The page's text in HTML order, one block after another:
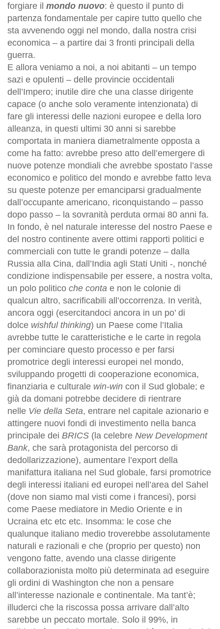
forgiare il mondo nuovo: è questo il punto di
partenza fondamentale per capire tutto quello che
sta avvenendo oggi nel mondo, dalla nostra crisi
economica – a partire dai 3 fronti principali della
guerra.
E allora veniamo a noi, a noi abitanti – un tempo
sazi e opulenti – delle provincie occidentali
dell’Impero; inutile dire che una classe dirigente
capace (o anche solo veramente intenzionata) di
fare gli interessi delle nazioni europee e della loro
alleanza, in questi ultimi 30 anni si sarebbe
comportata in maniera diametralmente opposta a
come ha fatto: avrebbe preso atto dell’emergere di
nuove potenze mondiali che avrebbe spostato l’asse
economico e politico del mondo e avrebbe fatto leva
su queste potenze per emanciparsi gradualmente
dall’occupante americano, riconquistando – passo
dopo passo – la sovranità perduta ormai 80 anni fa.
In fondo, è nel naturale interesse del nostro Paese e
del nostro continente avere ottimi rapporti politici e
commerciali con tutte le grandi potenze – dalla
Russia alla Cina, dall’India agli Stati Uniti -, nonché
condizione indispensabile per essere, a nostra volta,
un polo politico che conta e non le colonie di
qualcun altro, sacrificabili all’occorrenza. In verità,
ancora oggi (esercitandoci ancora in un po’ di
dolce wishful thinking) un Paese come l’Italia
avrebbe tutte le caratteristiche e le carte in regola
per cominciare questo processo e per farsi
promotrice degli interessi europei nel mondo,
sviluppando progetti di cooperazione economica,
finanziaria e culturale win-win con il Sud globale; e
già da domani potrebbe decidere di rientrare
nelle Vie della Seta, entrare nel capitale azionario e
attingere nuovi fondi di investimento nella banca
principale dei BRICS (la celebre New Development
Bank, che sarà protagonista del percorso di
dedollarizzazione), aumentare l’export della
manifattura italiana nel Sud globale, farsi promotrice
degli interessi italiani ed europei nell’area del Sahel
(dove non siamo mal visti come i francesi), porsi
come Paese mediatore in Medio Oriente e in
Ucraina etc etc etc. Insomma: le cose che
qualunque italiano medio troverebbe assolutamente
naturali e razionali e che (proprio per questo) non
vengono fatte, avendo una classe dirigente
collaborazionista molto più determinata ad eseguire
gli ordini di Washington che non a pensare
all’interesse nazionale e continentale. Ma tant’è;
illuderci che la riscossa possa arrivare dall’alto
sarebbe un peccato mortale. Solo il 99%, in